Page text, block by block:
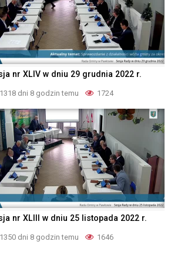
nr XLIV w dniu 29 grudnia 2022 r.
1318 dni 8 godzin temu 1724
nr XLIII w dniu 25 listopada 2022 r.
1350 dni 8 godzin temu 1646